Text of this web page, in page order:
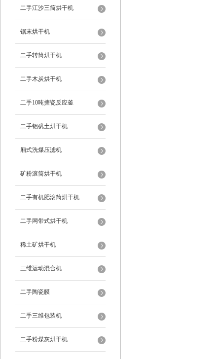
二手江沙三筒烘干机
锯末烘干机
二手转筒烘干机
二手木炭烘干机
二手10吨搪瓷反应釜
二手铝矾土烘干机
厢式洗煤压滤机
矿粉滚筒烘干机
二手有机肥滚筒烘干机
二手网带式烘干机
稀土矿烘干机
三维运动混合机
二手陶瓷膜
二手三维包装机
二手粉煤灰烘干机